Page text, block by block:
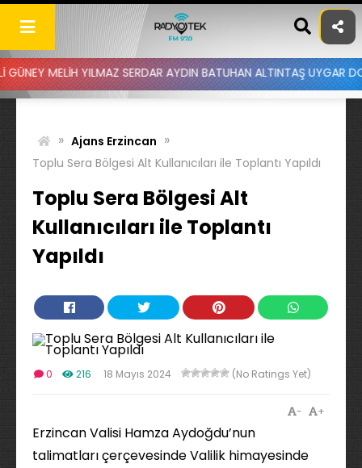
Skip
content
YILMAZ SERDAR AYDIN BATUHAN ALTINTAŞ UYGAR DOĞANAY -
» Ajans Erzincan »
Toplu Sera Bölgesi Alt Kullanıcıları ile Toplantı Yapıldı
Toplu Sera Bölgesi Alt
Kullanıcıları ile Toplantı
Yapıldı
0 216 18 Mayıs 2024 (No Ratings Yet)
+
-
Erzincan Valisi Hamza Aydoğdu’nun
talimatları çerçevesinde Valilik himayesinde